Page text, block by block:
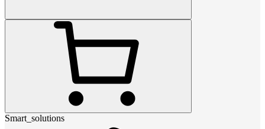
Smart_solutions